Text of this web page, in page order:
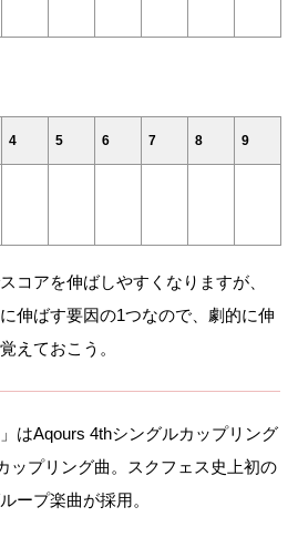
4 5 6 7 8 9
コアを伸ばしやすくなりますが、
伸ばす要因の1つなので、劇的に伸
えておこう。
はAqours 4thシングルカップリング
ップリング曲。スクフェス史上初の
ープ楽曲が採用。